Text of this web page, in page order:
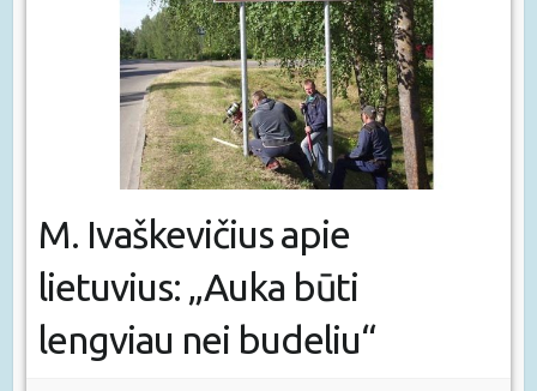
M. Ivaškevičius apie
lietuvius: „Auka būti
lengviau nei budeliu“